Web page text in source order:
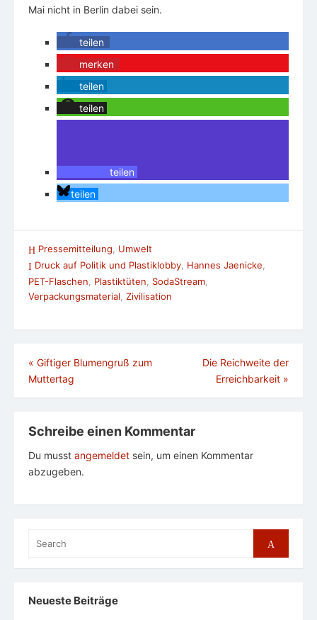
Mai nicht in Berlin dabei sein.
teilen
merken
teilen
teilen
teilen
teilen
Pressemitteilung
Umwelt
Druck auf Politik und Plastiklobby Hannes Jaenicke
PET-Flaschen
Plastiktüten SodaStream
Verpackungsmaterial Zivilisation
Beitragsnavigation
« Giftiger Blumengruß zum
Muttertag
Die Reichweite der
Erreichbarkeit »
Schreibe einen Kommentar
Du musst angemeldet sein, um einen Kommentar
abzugeben.
for:
Search
Neueste Beiträge